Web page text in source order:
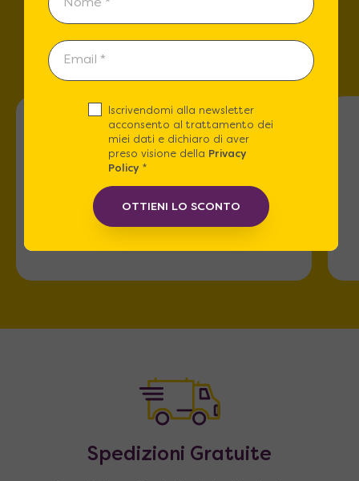
Trova lo store più vicino a
te!
Roma
Spedizioni Gratuite
Iscrivendomi alla newsletter
acconsento al trattamento dei
miei dati e dichiaro di aver
preso visione della
Privacy
Policy*
OTTIENI LO SCONTO